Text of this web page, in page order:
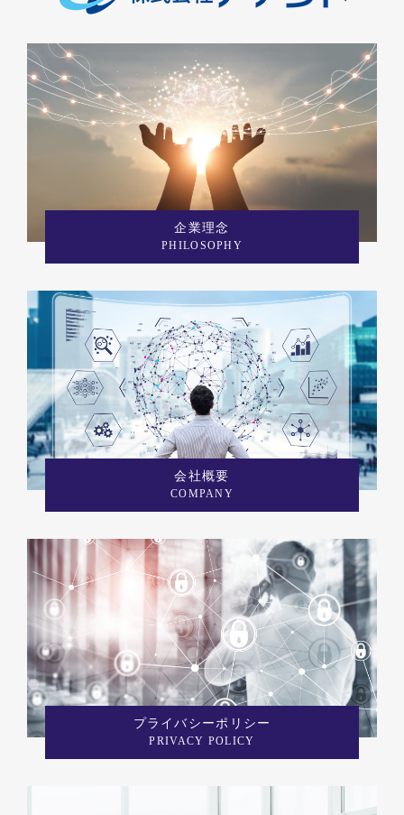
企業理念
PHILOSOPHY
会社概要
COMPANY
プライバシーポリシー
PRIVACY POLICY